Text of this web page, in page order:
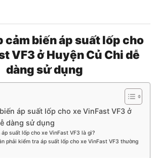
cảm biến áp suất lốp cho
VF3 ở Huyện Củ Chi dễ
dàng sử dụng
áp suất lốp cho xe VinFast VF3 ở
dàng sử dụng
suất lốp cho xe VinFast VF3 là gì?
phải kiểm tra áp suất lốp cho xe VinFast VF3 thường